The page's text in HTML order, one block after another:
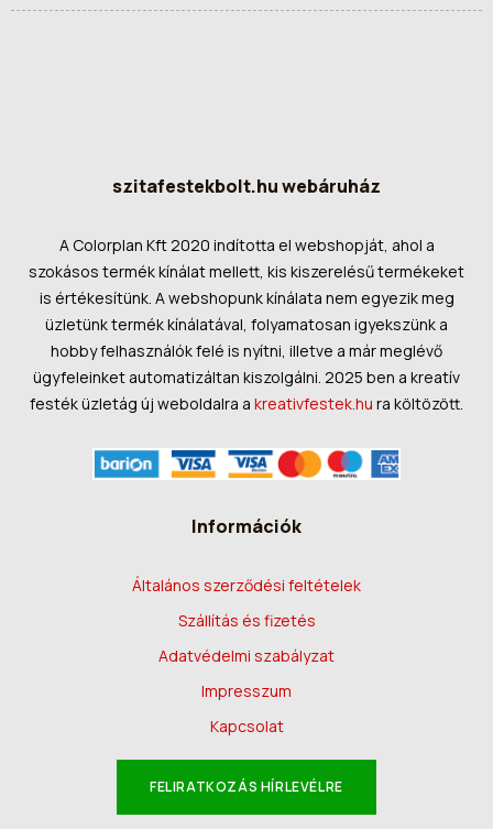
szitafestekbolt.hu webáruház
A Colorplan Kft 2020 indította el webshopját, ahol a
szokásos termék kínálat mellett, kis kiszerelésű termékeket
is értékesítünk. A webshopunk kínálata nem egyezik meg
üzletünk termék kínálatával, folyamatosan igyekszünk a
hobby felhasználók felé is nyítni, illetve a már meglévő
ügyfeleinket automatizáltan kiszolgálni. 2025 ben a kreatív
festék üzletág új weboldalra a kreativfestek.hu ra költözött.
Információk
Általános szerződési feltételek
Szállítás és fizetés
Adatvédelmi szabályzat
Impresszum
Kapcsolat
FELIRATKOZÁS HÍRLEVÉLRE